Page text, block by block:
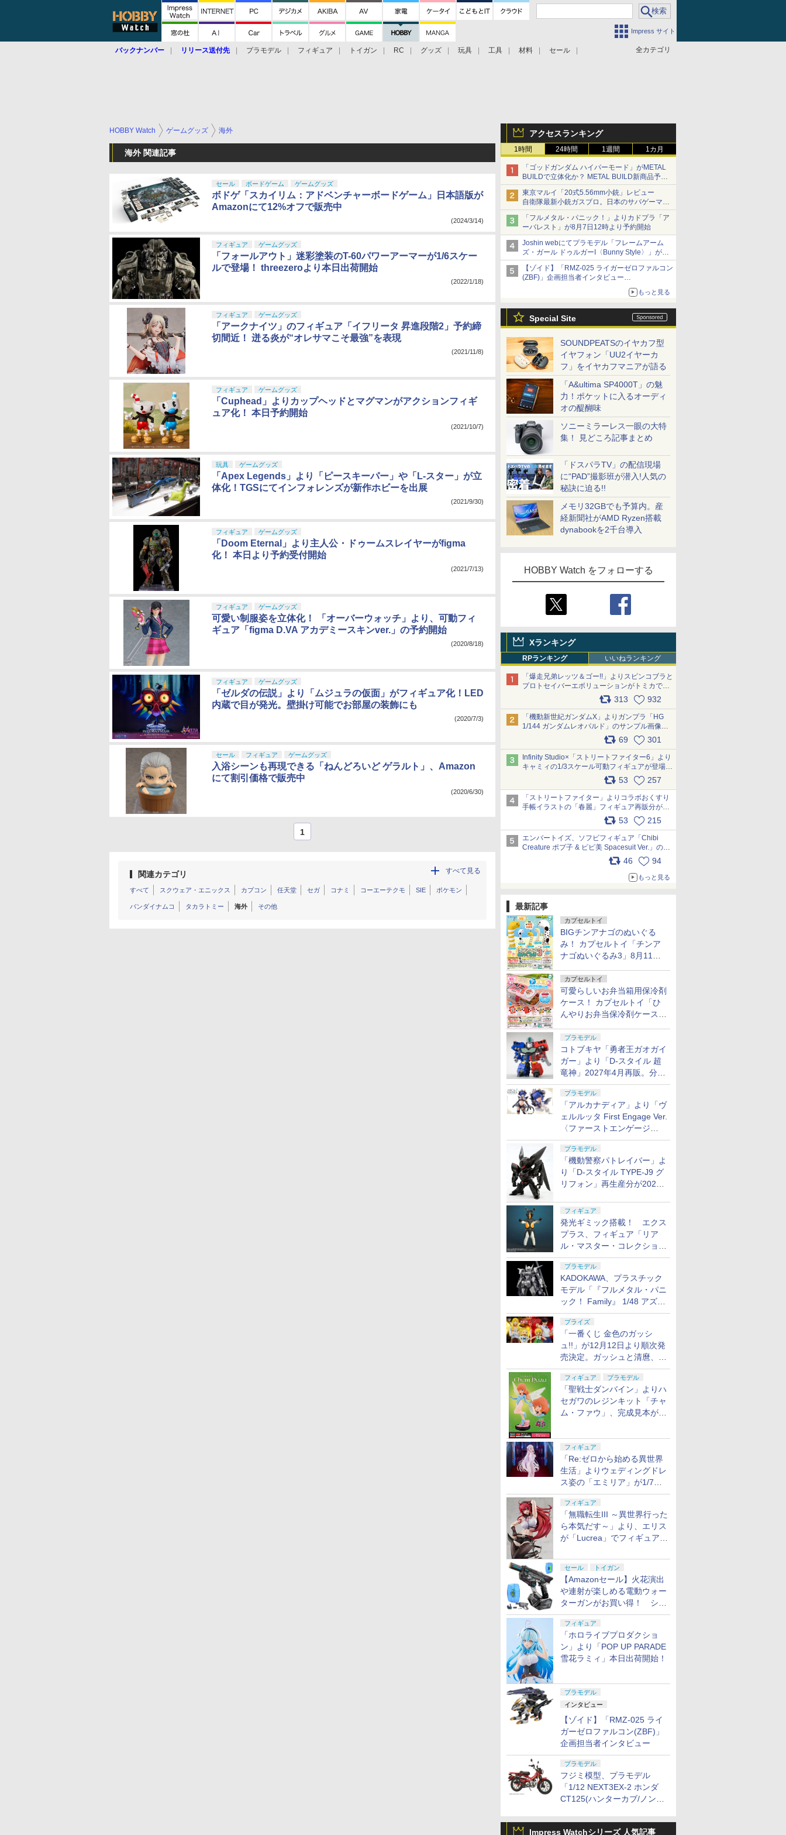
Impress サイト
全カテゴリ
バックナンバー リリース送付先 プラモデル フィギュア トイガン RC グッズ 玩具 工具 材料 セール
アクセスランキング
1時間 24時間 1週間 1カ月
「ゴッドガンダム ハイパーモード」がMETAL
BUILDで立体化か？ METAL BUILD新商品予告
が公開
東京マルイ「20式5.56mm小銃」レビュー
自衛隊最新小銃ガスブロ。日本のサバゲーマー
で本当によかった
「フルメタル・パニック！」よりカドプラ「ア
ーバレスト」が8月7日12時より予約開始
Joshin webにてプラモデル「フレームアーム
ズ・ガール ドゥルガーI〈Bunny Style〉」が予
約受付再開中！
【ゾイド】「RMZ-025 ライガーゼロファルコン
(ZBF)」企画担当者インタビュー
ZBFから従来デザインまで再現可能なボリュー
もっと見る
Special Site
SOUNDPEATSのイヤカフ型
イヤフォン「UU2イヤーカ
フ」をイヤカフマニアが語る
「A&ultima SP4000T」の魅
力！ポケットに入るオーディ
オの醍醐味
ソニーミラーレス一眼の大特
集！ 見どころ記事まとめ
「ドスパラTV」の配信現場
に“PAD”撮影班が潜入!人気の
秘訣に迫る!!
メモリ32GBでも予算内。産
経新聞社がAMD Ryzen搭載
dynabookを2千台導入
HOBBY Watch をフォローする
Xランキング
RPランキング いいねランキング
「爆走兄弟レッツ＆ゴー!!」よりスピンコブラと
プロトセイバーエボリューションがトミカで登
場 pic.x.com/9paC75M2iL 313 932
「機動新世紀ガンダムX」よりガンプラ「HG
1/144 ガンダムレオパルド」のサンプル画像が
69 301
Infinity Studio×「ストリートファイター6」より
キャミィの1/3スケール可動フィギュアが登場
53 257
「ストリートファイター」よりコラボおくすり
手帳イラストの「春麗」フィギュア再販分が本
日出荷開始 pic.x.com/toUc1MHr41
53 215
エンバートイズ、ソフビフィギュア「Chibi
Creature ポプ子 & ピピ美 Spacesuit Ver.」の発
売中止を発表 pic.x.com/Ri45iFeYjn
46 94
もっと見る
最新記事
カプセルトイ
BIGチンアナゴのぬいぐる
み！ カプセルトイ「チンア
ナゴぬいぐるみ3」8月11日
カプセルトイ
可愛らしいお弁当箱用保冷剤
ケース！ カプセルトイ「ひ
んやりお弁当保冷剤ケース
プラモデル
コトブキヤ「勇者王ガオガイ
ガー」より「D-スタイル 超
竜神」2027年4月再販。分離
変形が可能
プラモデル
「アルカナディア」より「ヴ
ェルルッタ First Engage Ver.
〈ファーストエンゲージ
Ver.〉」が2027年2月発売！
プラモデル
「機動警察パトレイバー」よ
り「D-スタイル TYPE-J9 グ
リフォン」再生産分が2027
フィギュア
発光ギミック搭載！ エクス
プラス、フィギュア「リア
ル・マスター・コレクション
ゼットン リニューアルVer.」
11月発売
プラモデル
KADOKAWA、プラスチック
モデル「『フルメタル・パニ
ック！ Family』 1/48 アズー
ル・レイヴン」の発売延期を
発表
プライズ
「一番くじ 金色のガッシ
ュ!!」が12月12日より順次発
売決定。ガッシュと清麿、キ
ャンチョメとフォルゴレがフ
ィギュアで登場
フィギュア プラモデル
「聖戦士ダンバイン」よりハ
セガワのレジンキット「チャ
ム・ファウ」、完成見本が公
フィギュア
「Re:ゼロから始める異世界
生活」よりウェディングドレ
ス姿の「エミリア」が1/7ス
ケールでフィギュア化！
フィギュア
「無職転生III ～異世界行った
ら本気だす～」より、エリス
が「Lucrea」でフィギュア
セール トイガン
【Amazonセール】火花演出
や連射が楽しめる電動ウォー
ターガンがお買い得！ シー
ルド付きセットや、2丁セッ
トが登場
フィギュア
「ホロライブプロダクショ
ン」より「POP UP PARADE
雪花ラミィ」本日出荷開始！
プラモデル
インタビュー
【ゾイド】「RMZ-025 ライ
ガーゼロファルコン(ZBF)」
企画担当者インタビュー
プラモデル
フジミ模型、プラモデル
「1/12 NEXT3EX-2 ホンダ
CT125(ハンターカブ/ノンカ
ーツ付き)」本日出荷開始！
Impress Watchシリーズ 人気記事
HOBBY Watch ゲームグッズ 海外
海外 関連記事
セール ボードゲーム ゲームグッズ
ボドゲ「スカイリム：アドベンチャーボードゲーム」日本語版が
Amazonにて12%オフで販売中
(2024/3/14)
フィギュア ゲームグッズ
「フォールアウト」迷彩塗装のT-60パワーアーマーが1/6スケー
ルで登場！ threezeroより本日出荷開始
(2022/1/18)
フィギュア ゲームグッズ
「アークナイツ」のフィギュア「イフリータ 昇進段階2」予約締
切間近！ 迸る炎が“オレサマこそ最強”を表現
(2021/11/8)
フィギュア ゲームグッズ
「Cuphead」よりカップヘッドとマグマンがアクションフィギ
ュア化！ 本日予約開始
(2021/10/7)
玩具 ゲームグッズ
「Apex Legends」より「ピースキーパー」や「L-スター」が立
体化！TGSにてインフォレンズが新作ホビーを出展
(2021/9/30)
フィギュア ゲームグッズ
「Doom Eternal」より主人公・ドゥームスレイヤーがfigma
化！ 本日より予約受付開始
(2021/7/13)
フィギュア ゲームグッズ
可愛い制服姿を立体化！ 「オーバーウォッチ」より、可動フィ
ギュア「figma D.VA アカデミースキンver.」の予約開始
(2020/8/18)
フィギュア ゲームグッズ
「ゼルダの伝説」より「ムジュラの仮面」がフィギュア化！LED
内蔵で目が発光。壁掛け可能でお部屋の装飾にも
(2020/7/3)
セール フィギュア ゲームグッズ
入浴シーンも再現できる「ねんどろいど ゲラルト」、Amazon
にて割引価格で販売中
(2020/6/30)
1
関連カテゴリ すべて見る
すべて スクウェア・エニックス カプコン 任天堂 セガ コナミ コーエーテクモ SIE ポケモン
バンダイナムコ タカラトミー 海外 その他